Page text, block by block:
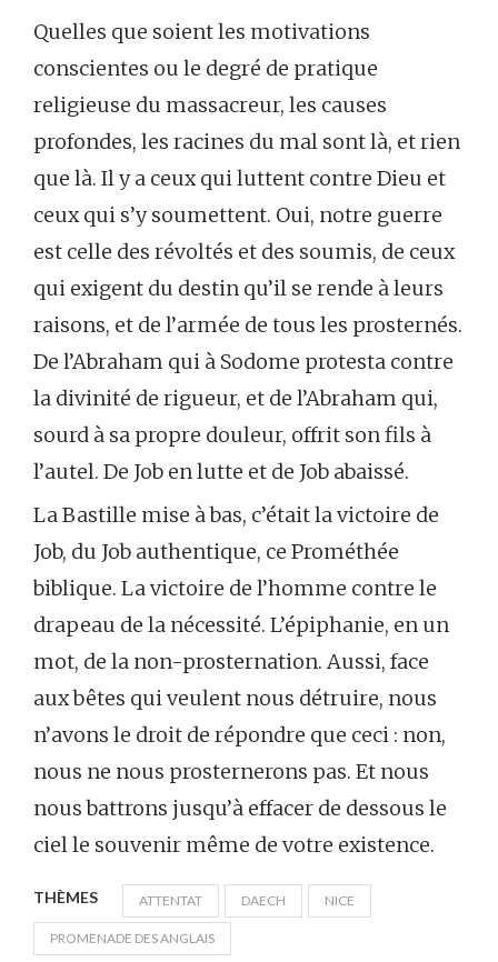
Quelles que soient les motivations
conscientes ou le degré de pratique
religieuse du massacreur, les causes
profondes, les racines du mal sont là, et rien
que là. Il y a ceux qui luttent contre Dieu et
ceux qui s’y soumettent. Oui, notre guerre
est celle des révoltés et des soumis, de ceux
qui exigent du destin qu’il se rende à leurs
raisons, et de l’armée de tous les prosternés.
De l’Abraham qui à Sodome protesta contre
la divinité de rigueur, et de l’Abraham qui,
sourd à sa propre douleur, offrit son fils à
l’autel. De Job en lutte et de Job abaissé.
La Bastille mise à bas, c’était la victoire de
Job, du Job authentique, ce Prométhée
biblique. La victoire de l’homme contre le
drapeau de la nécessité. L’épiphanie, en un
mot, de la non-prosternation. Aussi, face
aux bêtes qui veulent nous détruire, nous
n’avons le droit de répondre que ceci : non,
nous ne nous prosternerons pas. Et nous
nous battrons jusqu’à effacer de dessous le
ciel le souvenir même de votre existence.
THÈMES ATTENTAT DAECH NICE
PROMENADE DES ANGLAIS